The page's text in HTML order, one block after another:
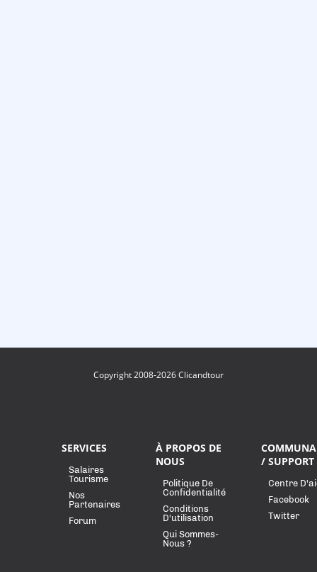
Copyright 2008-2026 Clicandtour
SERVICES
Salaires
Tourisme
Nos
Partenaires
Forum
À PROPOS DE
NOUS
Politique De
Confidentialité
Conditions
D'utilisation
Qui Sommes-
Nous ?
/ SUPPORT
Centre
Facebook
Twitter